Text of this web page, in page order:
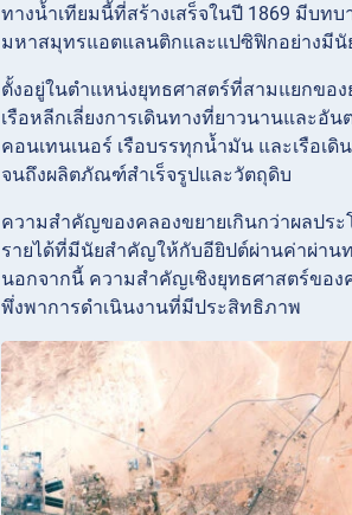
ทางน้ำเทียมนี้ที่สร้างเสร็จในปี 1869 มีบท
มหาสมุทรแอตแลนติกและแปซิฟิกอย่างมี
ตั้งอยู่ในตำแหน่งยุทธศาสตร์ที่สามแยกของ
เรือหลีกเลี่ยงการเดินทางที่ยาวนานและอั
คอนเทนเนอร์ เรือบรรทุกน้ำมัน และเรือ
จนถึงผลิตภัณฑ์สำเร็จรูปและวัตถุดิบ
ความสำคัญของคลองขยายเกินกว่าผลปร
รายได้ที่มีนัยสำคัญให้กับอียิปต์ผ่านค่าผ่าน
นอกจากนี้ ความสำคัญเชิงยุทธศาสตร์ขอ
พึ่งพาการดำเนินงานที่มีประสิทธิภาพ